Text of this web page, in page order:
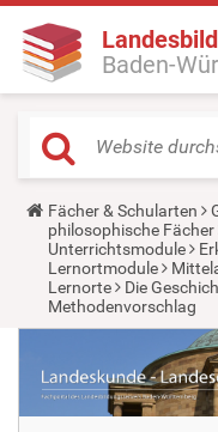
Baden-
Y
o
u
a
r
e
h
e
:
Fächer & Schularten
philosophische Fächer
Unterrichtsmodule
Lernortmodule
Lernorte
Die
Methodenvorschlag